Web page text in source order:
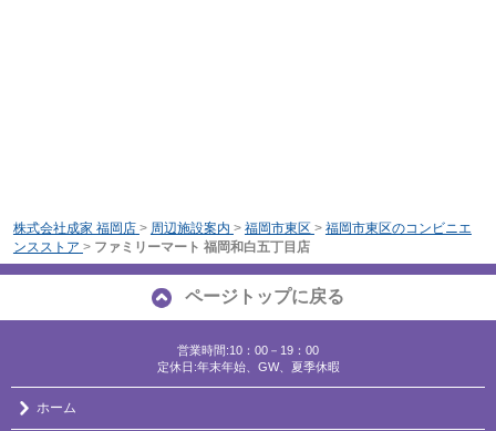
株式会社成家 福岡店 > 周辺施設案内 > 福岡市東区 > 福岡市東区のコンビニエ
ンスストア > ファミリーマート 福岡和白五丁目店
ページトップに戻る
営業時間:10：00－19：00
定休日:年末年始、GW、夏季休暇
ホーム